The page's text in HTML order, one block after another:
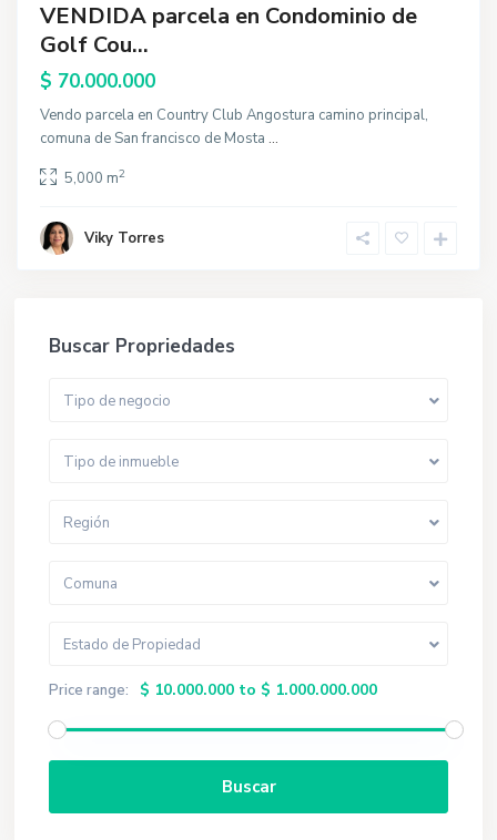
VENDIDA parcela en Condominio de
Golf Cou...
$ 70.000.000
Vendo parcela en Country Club Angostura camino principal,
comuna de San francisco de Mosta ...
5,000 m2
Viky Torres
Buscar Propriedades
Tipo de negocio
Tipo de inmueble
Región
Comuna
Estado de Propiedad
Price range: $ 10.000.000 to $ 1.000.000.000
Buscar